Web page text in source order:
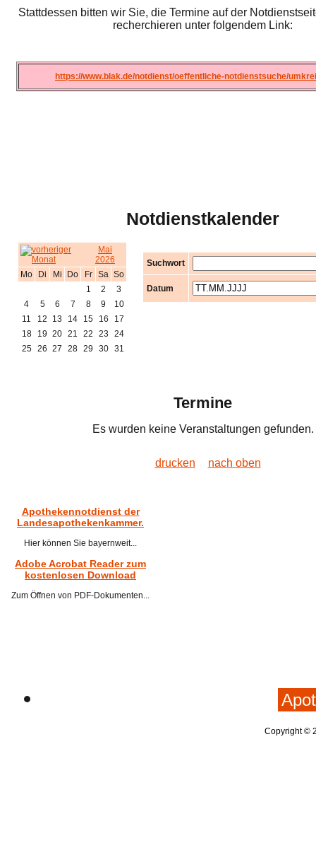
Stattdessen bitten wir Sie, die Termine auf der
recherchieren unter folgendem Link:
https://www.blak.de/notdienst/oeffentliche-notdienstsuche/
Notdienstkalender
Mai
2026
Mo
Di Mi Do Fr Sa So
1
2
3
4
5 6 7 8 9
10
11
12 13 14 15 16
17
18
19 20 21 22 23
24
25
26 27 28 29 30 31
Suchwort
Datum
Termine
Es wurden keine Veranstaltungen gefunden.
drucken nach oben
Apothekennotdienst der
Landesapothekenkammer.
Hier können Sie bayernweit...
Adobe Acrobat Reader zum
kostenlosen Download
Zum Öffnen von PDF-Dokumenten...
Copyright ©